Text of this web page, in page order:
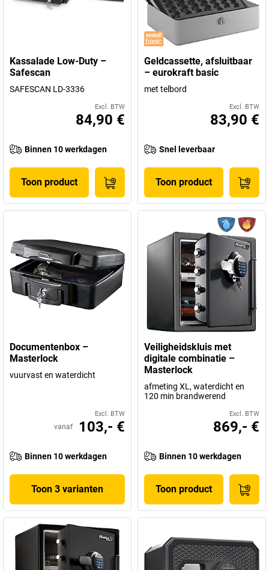
Kassalade Low-Duty –
Safescan
SAFESCAN LD-3336
Excl. BTW
84,90 €
Binnen 10 werkdagen
Toon product
Geldcassette, afsluitbaar
– eurokraft basic
met telbord
Excl. BTW
83,90 €
Snel leverbaar
Toon product
Documentenbox –
Masterlock
vuurvast en waterdicht
Excl. BTW
vanaf 103,- €
Binnen 10 werkdagen
Toon 3 varianten
Veiligheidskluis met
digitale combinatie –
Masterlock
afmeting XL, waterdicht en
120 min brandwerend
Excl. BTW
869,- €
Binnen 10 werkdagen
Toon product